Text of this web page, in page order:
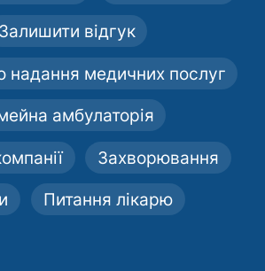
Залишити відгук
надання медичних послуг
амбулаторія
Захворювання
Питання лікарю